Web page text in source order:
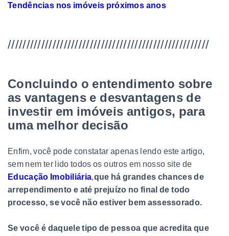
Tendências nos imóveis próximos anos
//////////////////////////////////////////////////////
Concluindo o entendimento sobre
as vantagens e desvantagens de
investir em imóveis antigos, para
uma melhor decisão
Enfim, você pode constatar apenas lendo este artigo,
sem nem ter lido todos os outros em nosso site de
Educação Imobiliária,que há grandes chances de
arrependimento e até prejuízo no final de todo
processo, se você não estiver bem assessorado.
Se você é daquele tipo de pessoa que acredita que